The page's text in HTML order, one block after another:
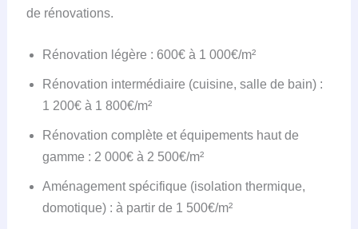
de rénovations.
Rénovation légère : 600€ à 1 000€/m²
Rénovation intermédiaire (cuisine, salle de bain) :
1 200€ à 1 800€/m²
Rénovation complète et équipements haut de
gamme : 2 000€ à 2 500€/m²
Aménagement spécifique (isolation thermique,
domotique) : à partir de 1 500€/m²